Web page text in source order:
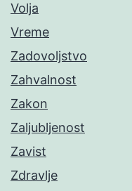
Volja
Vreme
Zadovoljstvo
Zahvalnost
Zakon
Zaljubljenost
Zavist
Zdravlje